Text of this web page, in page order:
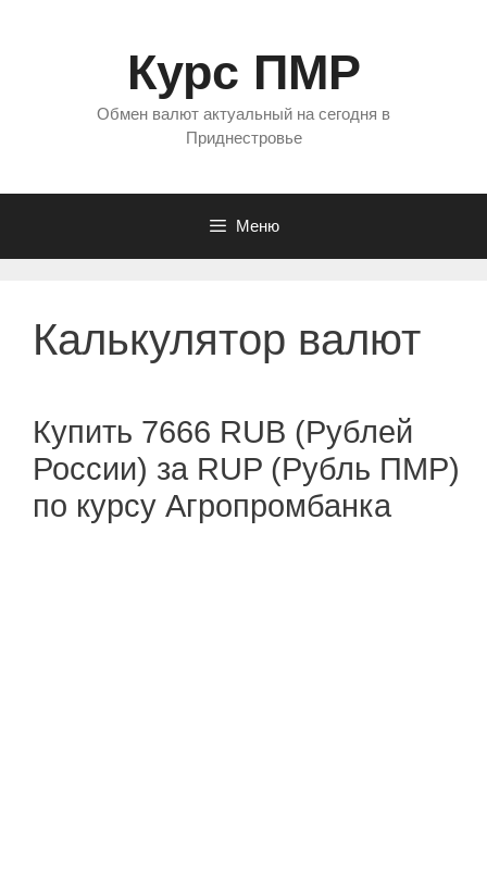
Курс ПМР
Обмен валют актуальный на сегодня в
Приднестровье
Меню
Калькулятор валют
Купить 7666 RUB (Рублей
России) за RUP (Рубль ПМР)
по курсу Агропромбанка